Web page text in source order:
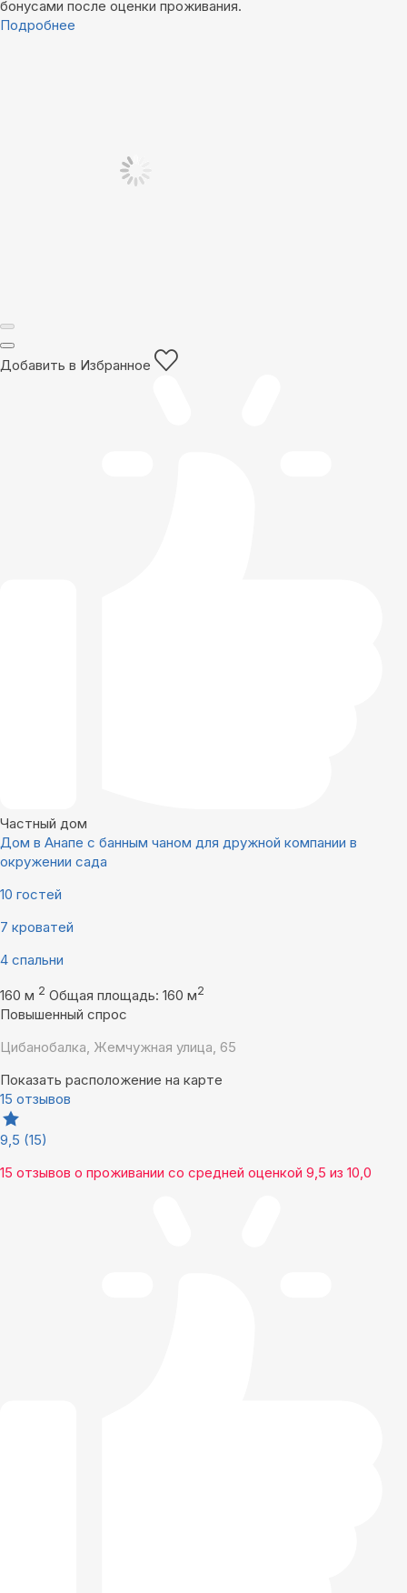
бонусами после оценки проживания.
Подробнее
Добавить в Избранное
Частный дом
Дом в Анапе с банным чаном для дружной компании в
окружении сада
10 гостей
7 кроватей
4 спальни
160 м 2 Общая площадь: 160 м2
Повышенный спрос
Цибанобалка, Жемчужная улица, 65
Показать расположение на карте
15 отзывов
9,5 (15)
15 отзывов о проживании со средней оценкой 9,5 из 10,0